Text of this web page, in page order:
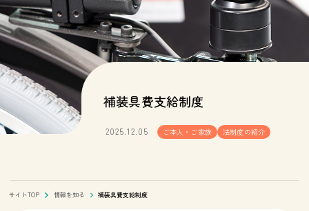
補装具費支給制度
2025.12.05 ご本人・ご家族 法制度の紹介
サイトTOP 情報を知る 補装具費支給制度